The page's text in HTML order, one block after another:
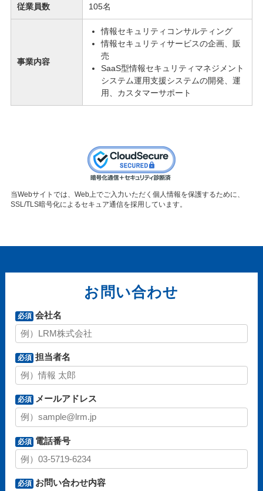
従業員数 105名
事業内容
情報セキュリティコンサルティング
情報セキュリティサービスの企画、販
売
SaaS型情報セキュリティマネジメント
システム運用支援システムの開発、運
用、カスタマーサポート
当Webサイトでは、Web上でご入力いただく個人情報を保護するために、
SSL/TLS暗号化によるセキュア通信を採用しています。
お問い合わせ
必須 会社名
必須 担当者名
必須 メールアドレス
必須 電話番号
必須 お問い合わせ内容